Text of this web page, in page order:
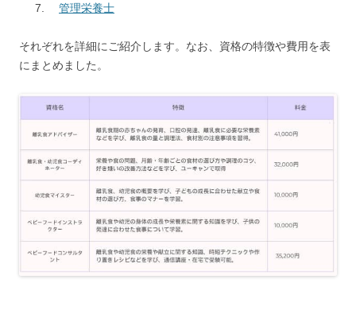
管理栄養士
それぞれを詳細にご紹介します。なお、資格の特徴や費用を表
にまとめました。